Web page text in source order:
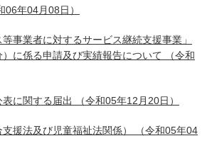
06年04月08日）
等事業者に対するサービス継続支援事業」
）に係る申請及び実績報告について （令和
に関する届出 （令和05年12月20日）
援法及び児童福祉法関係）
（令和05年04